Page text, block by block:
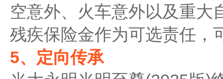
空意外、火车意外以及重大
残疾保险金作为可选责任，
5、定向传承